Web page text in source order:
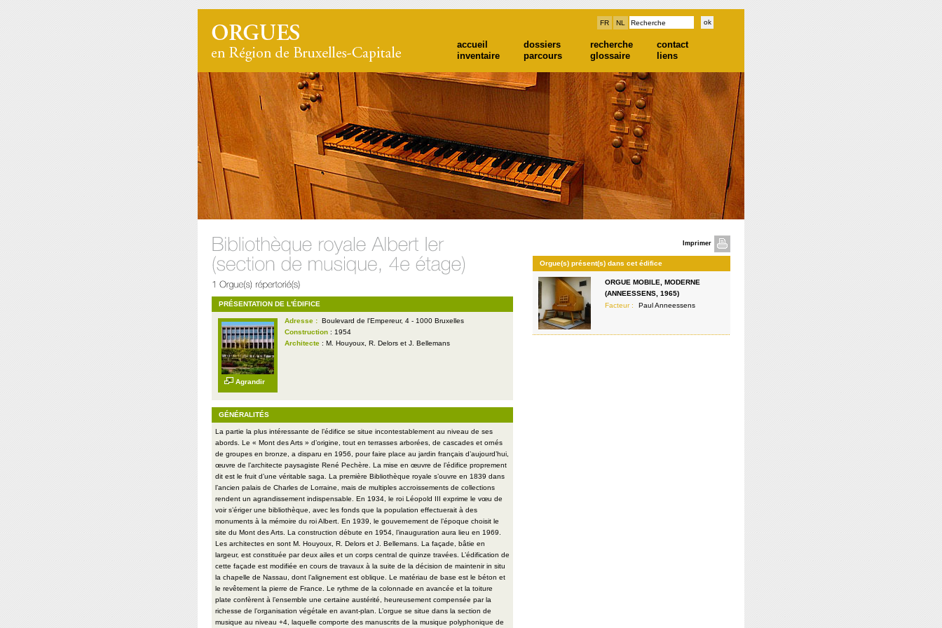
FR NL
accueil dossiers recherche
contact
inventaire
parcours glossaire liens
PRÉSENTATION DE L'ÉDIFICE
Agrandir
Adresse : Boulevard de l'Empereur, 4 - 1000 Bruxelles
Construction : 1954
Architecte : M. Houyoux, R. Delors et J. Bellemans
GÉNÉRALITÉS
La partie la plus intéressante de l’édifice se situe incontestablement au niveau de ses
abords. Le « Mont des Arts » d’origine, tout en terrasses arborées, de cascades et ornés
de groupes en bronze, a disparu en 1956, pour faire place au jardin français d’aujourd’hui,
œuvre de l’architecte paysagiste René Pechère. La mise en œuvre de l’édifice proprement
dit est le fruit d’une véritable saga. La première Bibliothèque royale s’ouvre en 1839 dans
l’ancien palais de Charles de Lorraine, mais de multiples accroissements de collections
rendent un agrandissement indispensable. En 1934, le roi Léopold III exprime le vœu de
voir s’ériger une bibliothèque, avec les fonds que la population effectuerait à des
monuments à la mémoire du roi Albert. En 1939, le gouvernement de l’époque choisit le
site du Mont des Arts. La construction débute en 1954, l’inauguration aura lieu en 1969.
Les architectes en sont M. Houyoux, R. Delors et J. Bellemans. La façade, bâtie en
largeur, est constituée par deux ailes et un corps central de quinze travées. L’édification de
cette façade est modifiée en cours de travaux à la suite de la décision de maintenir in situ
la chapelle de Nassau, dont l’alignement est oblique. Le matériau de base est le béton et
le revêtement la pierre de France. Le rythme de la colonnade en avancée et la toiture
plate confèrent à l’ensemble une certaine austérité, heureusement compensée par la
richesse de l’organisation végétale en avant-plan. L’orgue se situe dans la section de
musique au niveau +4, laquelle comporte des manuscrits de la musique polyphonique de
Imprimer
Orgue(s) présent(s) dans cet édifice
ORGUE MOBILE, MODERNE
(ANNEESSENS, 1965)
Facteur :
Paul Anneessens